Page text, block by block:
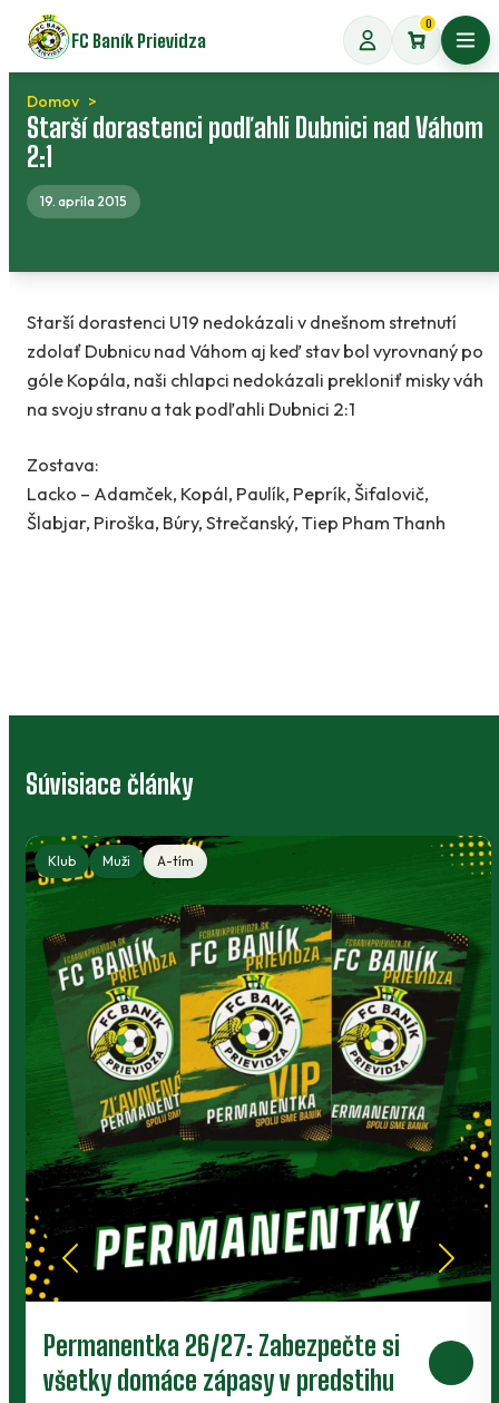
Preskočiť
na
obsah
FC Baník Prievidza
0
Domov
Starší dorastenci podľahli Dubnici nad Váhom
2:1
19. apríla 2015
Starší dorastenci U19 nedokázali v dnešnom stretnutí
zdolať Dubnicu nad Váhom aj keď stav bol vyrovnaný po
góle Kopála, naši chlapci nedokázali prekloniť misky váh
na svoju stranu a tak podľahli Dubnici 2:1
Zostava:
Lacko – Adamček, Kopál, Paulík, Peprík, Šifalovič,
Šlabjar, Piroška, Búry, Strečanský, Tiep Pham Thanh
Súvisiace články
Klub Muži
Prievidza postúpila do 2. kola pohára.
V Kanianke rozhodol z penalty v